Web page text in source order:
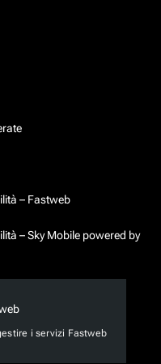
– Fastweb
– Sky Mobile powered by
i servizi Fastweb